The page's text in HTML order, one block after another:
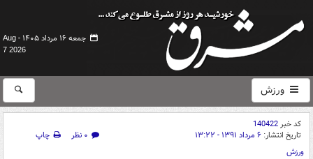
جمعه ۱۶ مرداد ۱۴۰۵ -
Aug
7 2026
ورزش
کد خبر140422
تاریخ انتشار: ۶ مرداد ۱۳۹۱ - ۱۳:۲۲ ۰ نظر
چاپ
ورزش